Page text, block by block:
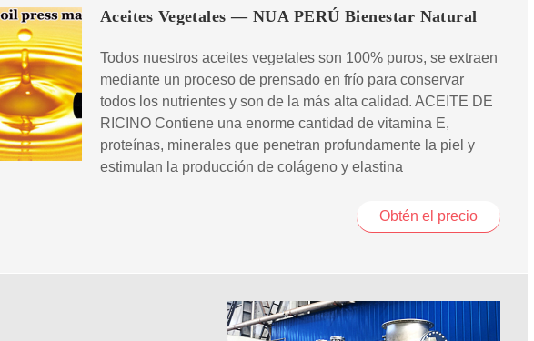
Aceites Vegetales — NUA PERÚ Bienestar Natural
Todos nuestros aceites vegetales son 100% puros, se extraen
mediante un proceso de prensado en frío para conservar
todos los nutrientes y son de la más alta calidad. ACEITE DE
RICINO Contiene una enorme cantidad de vitamina E,
proteínas, minerales que penetran profundamente la piel y
estimulan la producción de colágeno y elastina
Obtén el precio